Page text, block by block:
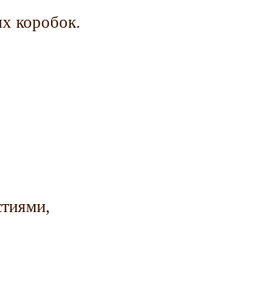
коробок.